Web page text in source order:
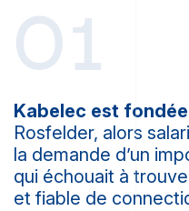
01
Kabelec est
Rosfelder, alors
la demande d’un
qui échouait à
et fiable de